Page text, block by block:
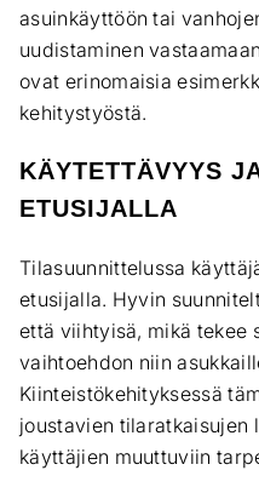
asuinkäyttöön tai
uudistaminen
ovat erinomaisia
kehitystyöstä.
KÄYTETTÄVYYS
ETUSIJALLA
Tilasuunnittelussa
etusijalla. Hyvin
että viihtyisä, mikä tekee
vaihtoehdon niin
Kiinteistökehityksessä
joustavien tilaratkaisujen
käyttäjien muuttuviin